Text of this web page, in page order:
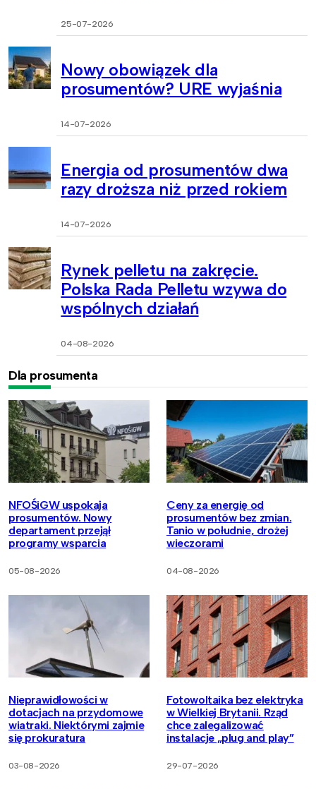
25-07-2026
Nowy obowiązek dla
prosumentów? URE wyjaśnia
14-07-2026
Energia od prosumentów dwa
razy droższa niż przed rokiem
14-07-2026
Rynek pelletu na zakręcie.
Polska Rada Pelletu wzywa do
wspólnych działań
04-08-2026
Dla prosumenta
NFOŚiGW uspokaja
prosumentów. Nowy
departament przejął
programy wsparcia
05-08-2026
Ceny za energię od
prosumentów bez zmian.
Tanio w południe, drożej
wieczorami
04-08-2026
Nieprawidłowości w
dotacjach na przydomowe
wiatraki. Niektórymi zajmie
się prokuratura
03-08-2026
Fotowoltaika bez elektryka
w Wielkiej Brytanii. Rząd
chce zalegalizować
instalacje „plug and play”
29-07-2026